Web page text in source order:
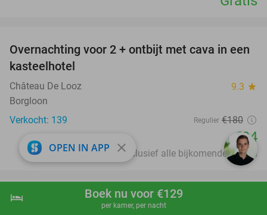
shopping_cart Boek nu
hotel Boek nu voor €129
per kamer, per nacht
48%
Overnachting voor 2 + ontbijt met cava in een
kasteelhotel
Château De Looz 9.3 star
Borgloon
Verkocht: 139
Regulier €180
€94
Inclusief alle bijkomende kosten
Speeltegoed + hapjes en drankjes + parkeren
OPEN IN APP close